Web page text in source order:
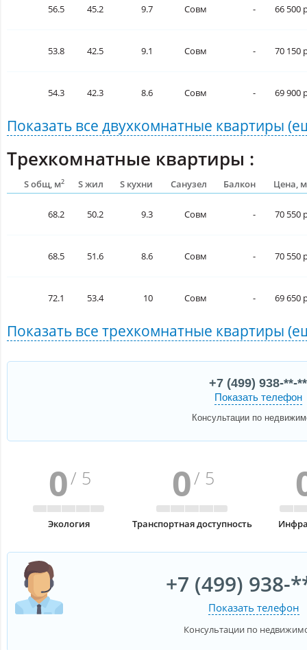
56.5 45.2 9.7 Совм - 66 500
53.8 42.5 9.1 Совм - 70 150
54.3 42.3 8.6 Совм - 69 900
Показать все двухкомнатные квартиры
Трехкомнатные квартиры :
S общ, м2 S жил S кухни Санузел Балкон Цена, м
68.2 50.2 9.3 Совм - 70 550
68.5 51.6 8.6 Совм - 70 550
72.1 53.4 10 Совм - 69 650
Показать все трехкомнатные квартиры
+7 (499) 938-**-**
Показать телефон
Консультации по
0/ 5
Экология
0/ 5
Транспортная доступность
+7 (499) 938-
Показать телефон
Консультации по